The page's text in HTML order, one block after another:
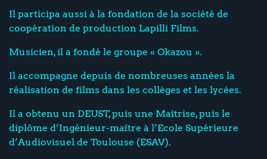
Il participa aussi à la fondation de la société de
coopération de production Lapilli Films.
Musicien, il a fondé le groupe « Okazou ».
Il accompagne depuis de nombreuses années la
réalisation de films dans les collèges et les lycées.
Il a obtenu un DEUST, puis une Maîtrise, puis le
diplôme d’Ingénieur-maître à l’Ecole Supérieure
d’Audiovisuel de Toulouse (ESAV).